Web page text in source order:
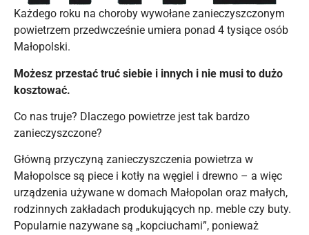
Każdego roku na choroby wywołane zanieczyszczonym
powietrzem przedwcześnie umiera ponad 4 tysiące osób
Małopolski.
Możesz przestać truć siebie i innych i nie musi to dużo
kosztować.
Co nas truje? Dlaczego powietrze jest tak bardzo
zanieczyszczone?
Główną przyczyną zanieczyszczenia powietrza w
Małopolsce są piece i kotły na węgiel i drewno – a więc
urządzenia używane w domach Małopolan oraz małych,
rodzinnych zakładach produkujących np. meble czy buty.
Popularnie nazywane są „kopciuchami”, ponieważ